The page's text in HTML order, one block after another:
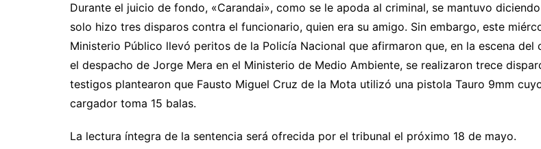
Durante el juicio de fondo, «Carandai», como se le apoda al criminal, se mantuvo
solo hizo tres disparos contra el funcionario, quien era su amigo. Sin embargo, este
Ministerio Público llevó peritos de la Policía Nacional que afirmaron que, en la escena del
el despacho de Jorge Mera en el Ministerio de Medio Ambiente, se realizaron trece
testigos plantearon que Fausto Miguel Cruz de la Mota utilizó una pistola Tauro 9mm
cargador toma 15 balas.
La lectura íntegra de la sentencia será ofrecida por el tribunal el próximo 18 de mayo.